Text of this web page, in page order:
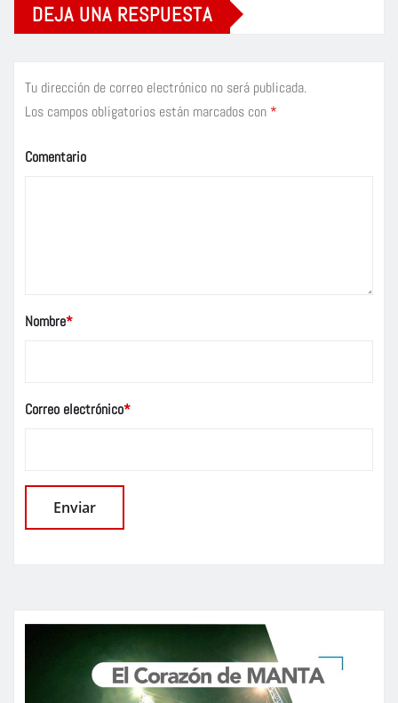
DEJA UNA RESPUESTA
Tu dirección de correo electrónico no será publicada.
Los campos obligatorios están marcados con *
Comentario
Nombre*
Correo electrónico*